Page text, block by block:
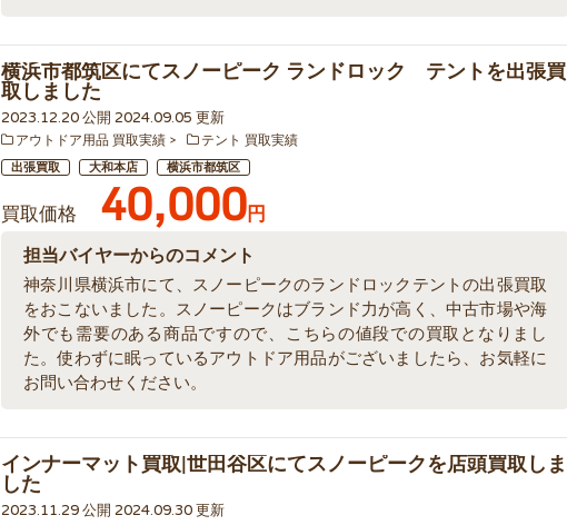
横浜市都筑区にてスノーピーク ランドロック テントを出張買
取しました
2023.12.20 公開 2024.09.05 更新
アウトドア用品 買取実績 テント 買取実績
出張買取 大和本店 横浜市都筑区
買取価格 40,000円
担当バイヤーからのコメント
神奈川県横浜市にて、スノーピークのランドロックテントの出張買取
をおこないました。スノーピークはブランド力が高く、中古市場や海
外でも需要のある商品ですので、こちらの値段での買取となりまし
た。使わずに眠っているアウトドア用品がございましたら、お気軽に
お問い合わせください。
インナーマット買取|世田谷区にてスノーピークを店頭買取しま
した
2023.11.29 公開 2024.09.30 更新